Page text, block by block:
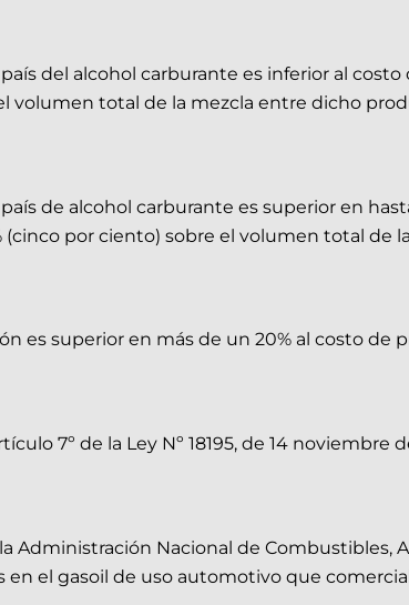
del alcohol carburante es inferior al
volumen total de la mezcla entre dicho
de alcohol carburante es superior en
(cinco por ciento) sobre el volumen total de
es superior en más de un 20% al costo de
7º de la Ley Nº 18195, de 14 noviembre
Administración Nacional de
en el gasoil de uso automotivo que